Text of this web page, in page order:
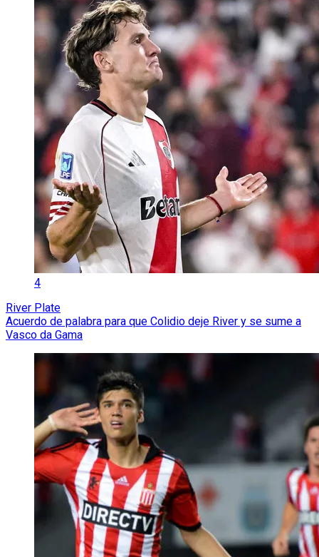
4
River Plate
Acuerdo de palabra para que Colidio deje River y se sume a
Vasco da Gama